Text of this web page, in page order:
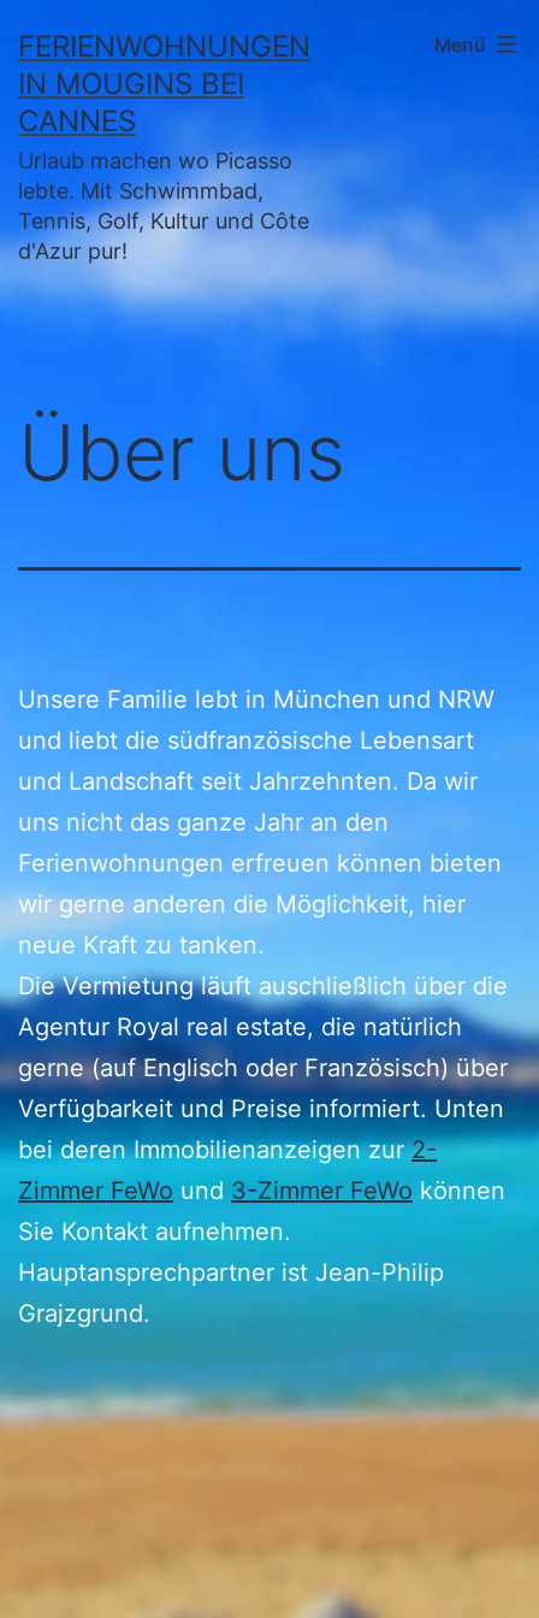
Inhalt
springen
FERIENWOHNUNGEN
IN MOUGINS BEI
CANNES
Urlaub machen wo Picasso
lebte. Mit Schwimmbad,
Tennis, Golf, Kultur und Côte
d'Azur pur!
Menü
Über uns
Unsere Familie lebt in München und NRW
und liebt die südfranzösische Lebensart
und Landschaft seit Jahrzehnten. Da wir
uns nicht das ganze Jahr an den
Ferienwohnungen erfreuen können bieten
wir gerne anderen die Möglichkeit, hier
neue Kraft zu tanken.
Die Vermietung läuft auschließlich über die
Agentur Royal real estate, die natürlich
gerne (auf Englisch oder Französisch) über
Verfügbarkeit und Preise informiert. Unten
bei deren Immobilienanzeigen zur2-
Zimmer FeWo und 3-Zimmer FeWo können
Sie Kontakt aufnehmen.
Hauptansprechpartner ist Jean-Philip
Grajzgrund.